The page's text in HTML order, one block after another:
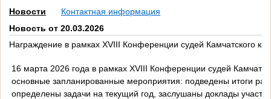
Новости
Контактная информация
Новость от 20.03.2026
Награждение в рамках XVIII Конференции судей Камчатского
16 марта 2026 года в рамках XVIII Конференции судей
основные запланированные мероприятия: подведены итоги
определены задачи на текущий год, заслушаны доклады